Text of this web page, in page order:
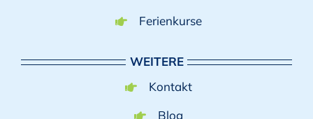
Ferienkurse
WEITERE
Kontakt
Blog